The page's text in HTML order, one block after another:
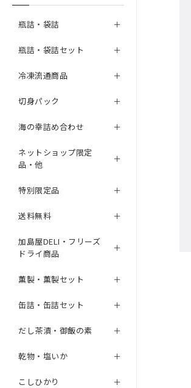
瓶詰・袋詰
瓶詰・袋詰セット
冷凍流通商品
切身パック
海の幸詰め合わせ
ネットショップ限定
品・他
特別限定品
送料無料
加島屋DELI・フリーズ
ドライ商品
薫製・薫製セット
缶詰・缶詰セット
だし茶漬・御飯の素
乾物・塩いか
こしひかり